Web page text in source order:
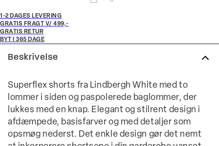
1-2 DAGES LEVERING
GRATIS FRAGT V/ 499,-
GRATIS RETUR
BYT I 365 DAGE
Beskrivelse
Superflex shorts fra Lindbergh White med to
lommer i siden og paspolerede baglommer, der
lukkes med en knap. Elegant og stilrent design i
afdæmpede, basisfarver og med detaljer som
opsmøg nederst. Det enkle design gør det nemt